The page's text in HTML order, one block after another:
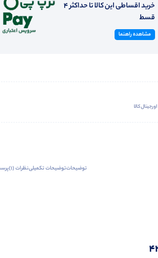
خرید اقساطی این کالا تا حداکثر 4
قسط
مشاهده راهنما
کالا
توضیحاتتوضیحات تکمیلینظرات (1)